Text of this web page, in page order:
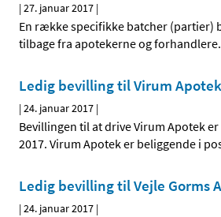
|27. januar 2017 |
En række specifikke batcher (partier)
tilbage fra apotekerne og forhandlere.
Ledig bevilling til Virum Apotek
|24. januar 2017 |
Bevillingen til at drive Virum Apotek
2017. Virum Apotek er beliggende i
Ledig bevilling til Vejle Gorms
|24. januar 2017 |